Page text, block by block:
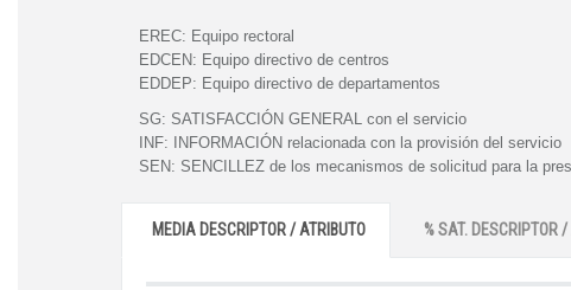
EREC: Equipo rectoral
EDCEN: Equipo directivo de centros
EDDEP: Equipo directivo de departamentos
SG: SATISFACCIÓN GENERAL con el servicio
INF:
INFORMACIÓN relacionada con la provisión del servicio
SEN: SENCILLEZ de los mecanismos de solicitud para la
MEDIA DESCRIPTOR / ATRIBUTO % SAT. DESCRIPTOR